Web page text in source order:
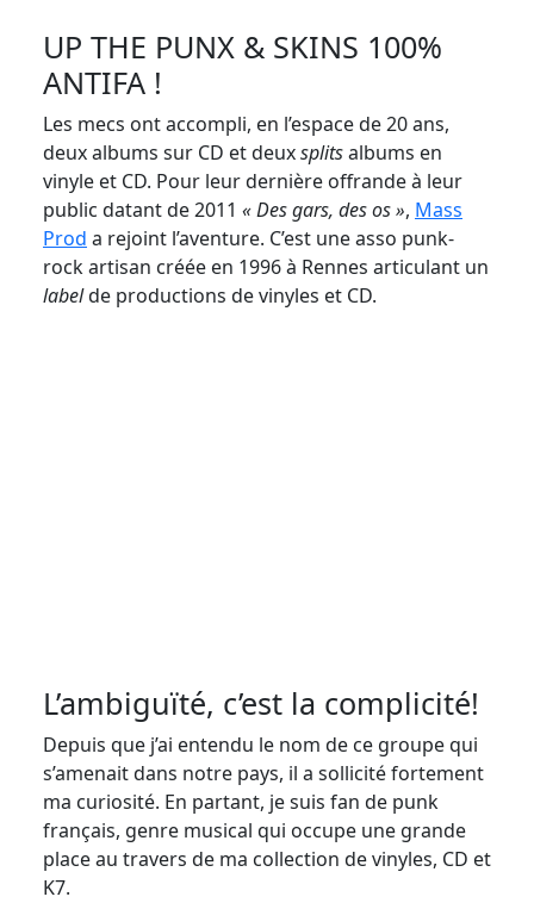
UP THE PUNX & SKINS 100%
ANTIFA !
Les mecs ont accompli, en l’espace de 20 ans,
deux albums sur CD et deuxsplitsalbums en
vinyle et CD. Pour leur dernière offrande à leur
public datant de 2011 « Des gars, des os », Mass
Prod a rejoint l’aventure. C’est une asso punk-
rock artisan créée en 1996 à Rennes articulant un
labelde productions de vinyles et CD.
L’ambiguïté, c’est la complicité!
Depuis que j’ai entendu le nom de ce groupe qui
s’amenait dans notre pays, il a sollicité fortement
ma curiosité. En partant, je suis fan de punk
français, genre musical qui occupe une grande
place au travers de ma collection de vinyles, CD et
K7.